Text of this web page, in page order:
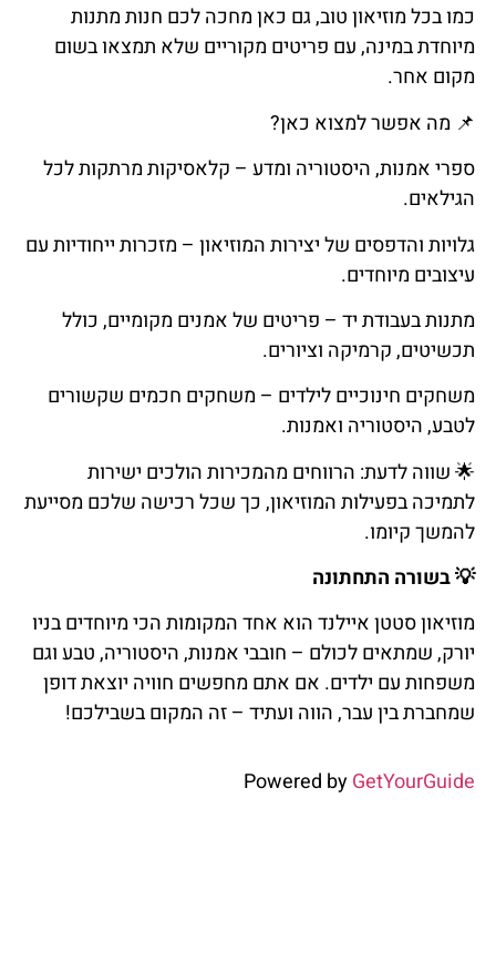
כמו בכל מוזיאון טוב, גם כאן מחכה לכם חנות מתנות
מיוחדת במינה, עם פריטים מקוריים שלא תמצאו בשום
מקום אחר.
📌 מה אפשרלמצוא כאן?
ספרי אמנות, היסטוריה ומדע – קלאסיקות מרתקות לכל
הגילאים.
גלויות והדפסים של יצירות המוזיאון – מזכרות ייחודיות עם
עיצובים מיוחדים.
מתנות בעבודת יד – פריטים של אמנים מקומיים, כולל
תכשיטים, קרמיקה וציורים.
משחקים חינוכיים לילדים – משחקים חכמים שקשורים
לטבע, היסטוריה ואמנות.
🌟שווהלדעת: הרווחים מהמכירות הולכים ישירות
לתמיכה בפעילות המוזיאון, כך שכל רכישה שלכם מסייעת
להמשך קיומו.
💡בשורה התחתונה
מוזיאון סטטן איילנד הוא אחד המקומות הכי מיוחדים בניו
יורק, שמתאים לכולם – חובבי אמנות, היסטוריה, טבע וגם
משפחות עם ילדים. אם אתם מחפשים חוויה יוצאת דופן
שמחברת בין עבר, הווה ועתיד – זה המקום בשבילכם!
Powered byGetYourGuide